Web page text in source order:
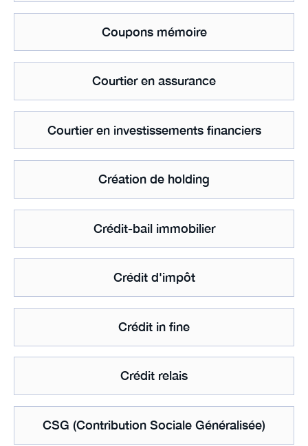
Coupons mémoire
Courtier en assurance
Courtier en investissements financiers
Création de holding
Crédit-bail immobilier
Crédit d'impôt
Crédit in fine
Crédit relais
CSG (Contribution Sociale Généralisée)